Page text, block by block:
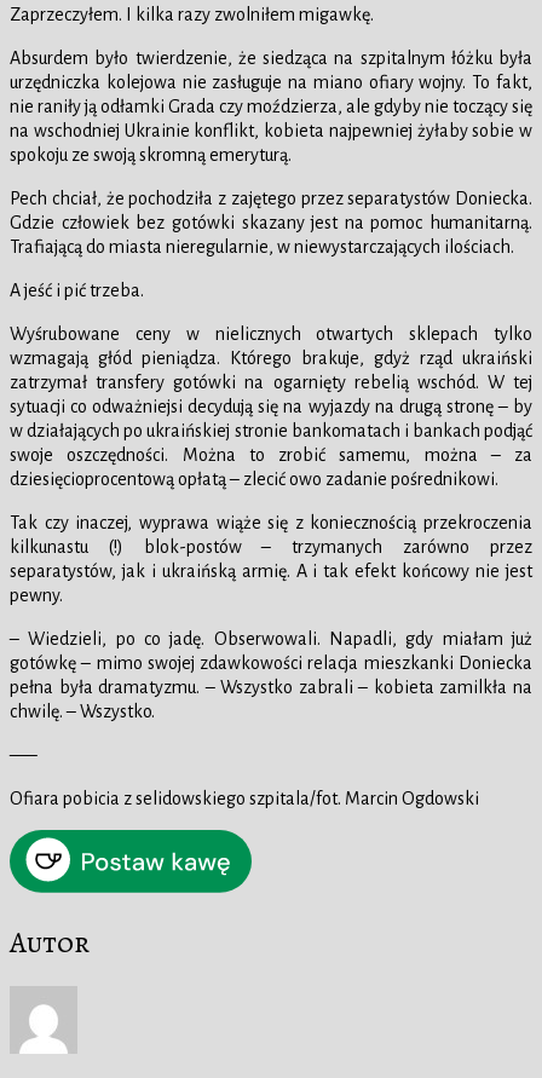
Zaprzeczyłem. I kilka razy zwolniłem migawkę.
Absurdem było twierdzenie, że siedząca na szpitalnym łóżku była
urzędniczka kolejowa nie zasługuje na miano ofiary wojny. To fakt,
nie raniły ją odłamki Grada czy moździerza, ale gdyby nie toczący się
na wschodniej Ukrainie konflikt, kobieta najpewniej żyłaby sobie w
spokoju ze swoją skromną emeryturą.
Pech chciał, że pochodziła z zajętego przez separatystów Doniecka.
Gdzie człowiek bez gotówki skazany jest na pomoc humanitarną.
Trafiającą do miasta nieregularnie, w niewystarczających ilościach.
A jeść i pić trzeba.
Wyśrubowane ceny w nielicznych otwartych sklepach tylko
wzmagają głód pieniądza. Którego brakuje, gdyż rząd ukraiński
zatrzymał transfery gotówki na ogarnięty rebelią wschód. W tej
sytuacji co odważniejsi decydują się na wyjazdy na drugą stronę – by
w działających po ukraińskiej stronie bankomatach i bankach podjąć
swoje oszczędności. Można to zrobić samemu, można – za
dziesięcioprocentową opłatą – zlecić owo zadanie pośrednikowi.
Tak czy inaczej, wyprawa wiąże się z koniecznością przekroczenia
kilkunastu (!) blok-postów – trzymanych zarówno przez
separatystów, jak i ukraińską armię. A i tak efekt końcowy nie jest
pewny.
– Wiedzieli, po co jadę. Obserwowali. Napadli, gdy miałam już
gotówkę – mimo swojej zdawkowości relacja mieszkanki Doniecka
pełna była dramatyzmu. – Wszystko zabrali – kobieta zamilkła na
chwilę. – Wszystko.
—–
Ofiara pobicia z selidowskiego szpitala/fot. Marcin Ogdowski
Autor